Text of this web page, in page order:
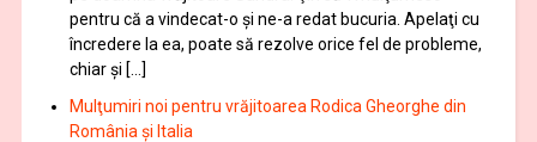
pentru că a vindecat-o şi ne-a redat bucuria. Apelaţi cu
încredere la ea, poate să rezolve orice fel de probleme,
chiar şi […]
Mulţumiri noi pentru vrăjitoarea Rodica Gheorghe din
România și Italia